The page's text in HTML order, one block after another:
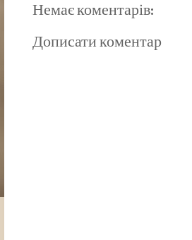
Немає коментарів:
Дописати коментар